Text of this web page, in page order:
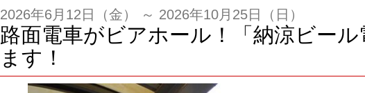
2026年6月12日（金） ～ 2026年10月25日（日）
路面電車がビアホール！「納涼ビー
ます！